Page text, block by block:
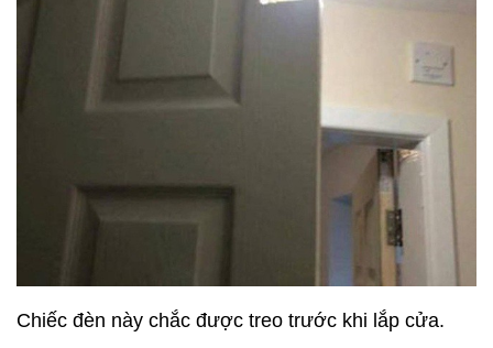
Chiếc đèn này chắc được treo trước khi lắp cửa.